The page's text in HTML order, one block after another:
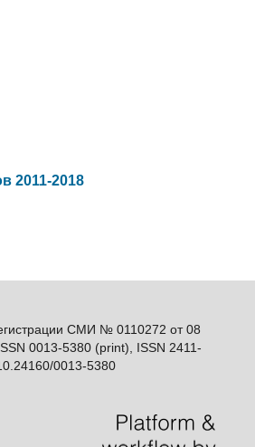
2011-2018
СМИ № 0110272 от 08
0013-5380 (print), ISSN 2411-
0013-5380